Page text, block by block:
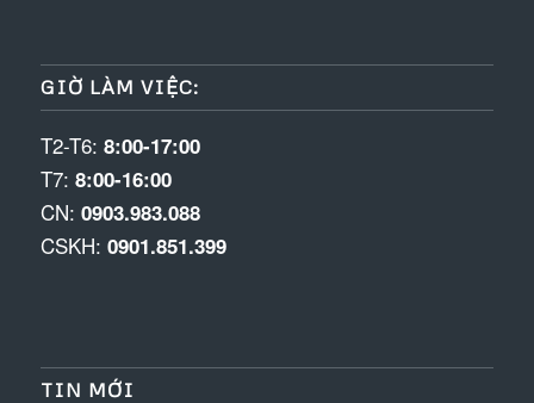
GIỜ LÀM VIỆC:
T2-T6: 8:00-17:00
T7: 8:00-16:00
CN: 0903.983.088
CSKH: 0901.851.399
TIN MỚI